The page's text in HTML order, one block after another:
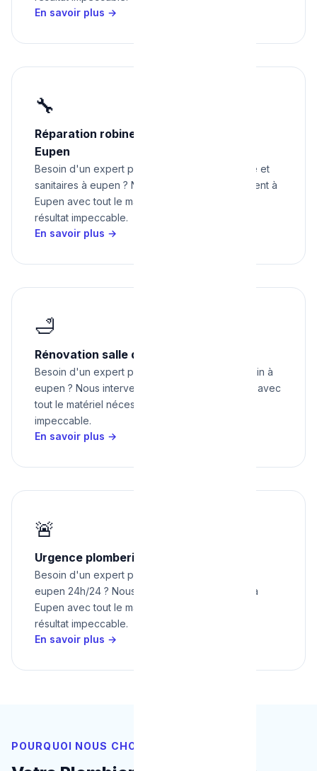
En savoir plus →
🔧
Réparation robinetterie et sanitaires à
Eupen
Besoin d'un expert pour réparation robinetterie et
sanitaires à eupen ? Nous intervenons rapidement à
Eupen avec tout le matériel nécessaire pour un
résultat impeccable.
En savoir plus →
🛁
Rénovation salle de bain à Eupen
Besoin d'un expert pour rénovation salle de bain à
eupen ? Nous intervenons rapidement à Eupen avec
tout le matériel nécessaire pour un résultat
impeccable.
En savoir plus →
🚨
Urgence plomberie à Eupen 24h/24
Besoin d'un expert pour urgence plomberie à
eupen 24h/24 ? Nous intervenons rapidement à
Eupen avec tout le matériel nécessaire pour un
résultat impeccable.
En savoir plus →
POURQUOI NOUS CHOISIR